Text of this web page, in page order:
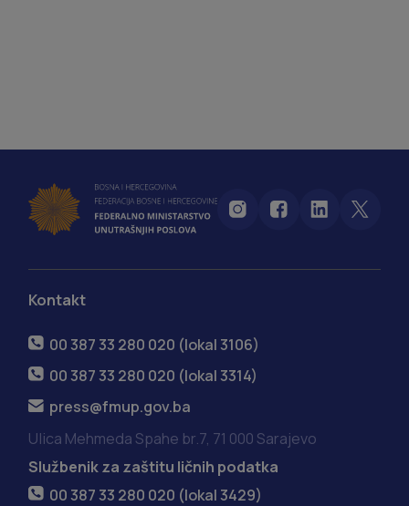
Kontakt
00 387 33 280 020 (lokal 3106)
00 387 33 280 020 (lokal 3314)
press@fmup.gov.ba
Ulica Mehmeda Spahe br.7, 71 000 Sarajevo
Službenik za zaštitu ličnih podatka
00 387 33 280 020 (lokal 3429)